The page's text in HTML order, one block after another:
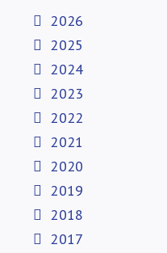
2026
2025
2024
2023
2022
2021
2020
2019
2018
2017